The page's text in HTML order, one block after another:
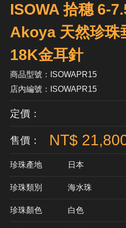
ISOWA 拾穗 6-
Akoya 天然珍珠
18K金耳針
商品型號：ISOWAPR15
店內編號：ISOWAPR15
定價：
售價： NT$
珍珠產地 日本
珍珠類別 海水珠
珍珠顏色 ​白色